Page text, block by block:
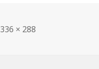
フ
336 × 288